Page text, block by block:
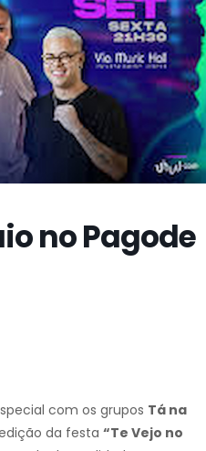
no Pagode
com os grupos Tá na
da festa “Te Vejo no